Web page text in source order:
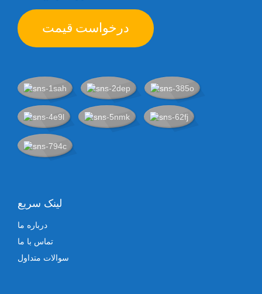
درخواست قیمت
لینک سریع
درباره ما
تماس با ما
سوالات متداول